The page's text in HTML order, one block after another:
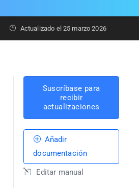
Actualizado el 25 marzo 2026
Suscríbase para
recibir
actualizaciones
Editar manual
Añadir
documentación